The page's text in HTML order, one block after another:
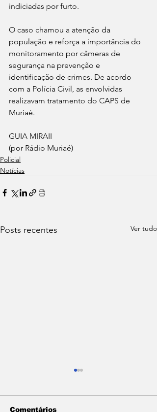
indiciadas por furto.
O caso chamou a atenção da
população e reforça a importância do
monitoramento por câmeras de
segurança na prevenção e
identificação de crimes. De acordo
com a Polícia Civil, as envolvidas
realizavam tratamento do CAPS de
Muriaé.
GUIA MIRAII
(por Rádio Muriaé)
Policial
Notícias
Posts recentes Ver tudo
Comentários